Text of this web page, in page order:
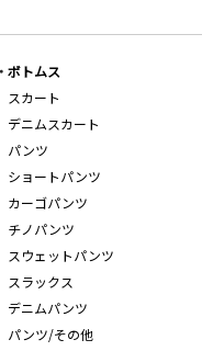
ボトムス
スカート
デニムスカート
パンツ
ショートパンツ
カーゴパンツ
チノパンツ
スウェットパンツ
スラックス
デニムパンツ
パンツ/その他